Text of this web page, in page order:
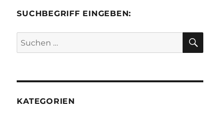
SUCHBEGRIFF EINGEBEN:
Suchen
nach:
KATEGORIEN